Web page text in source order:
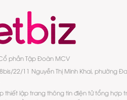
phần Tập Đoàn MCV
22/11 Nguyễn Thị Minh Khai, phường
thiết lập trang thông tin điện tử tổng hợp